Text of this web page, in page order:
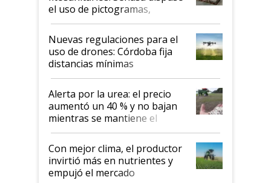
el uso de pictogramas,
palabras de advertencia e
indicaciones
Nuevas regulaciones para el
uso de drones: Córdoba fija
distancias mínimas
Alerta por la urea: el precio
aumentó un 40 % y no bajan
mientras se mantiene el
conflicto en Medio Oriente
Con mejor clima, el productor
invirtió más en nutrientes y
empujó el mercado